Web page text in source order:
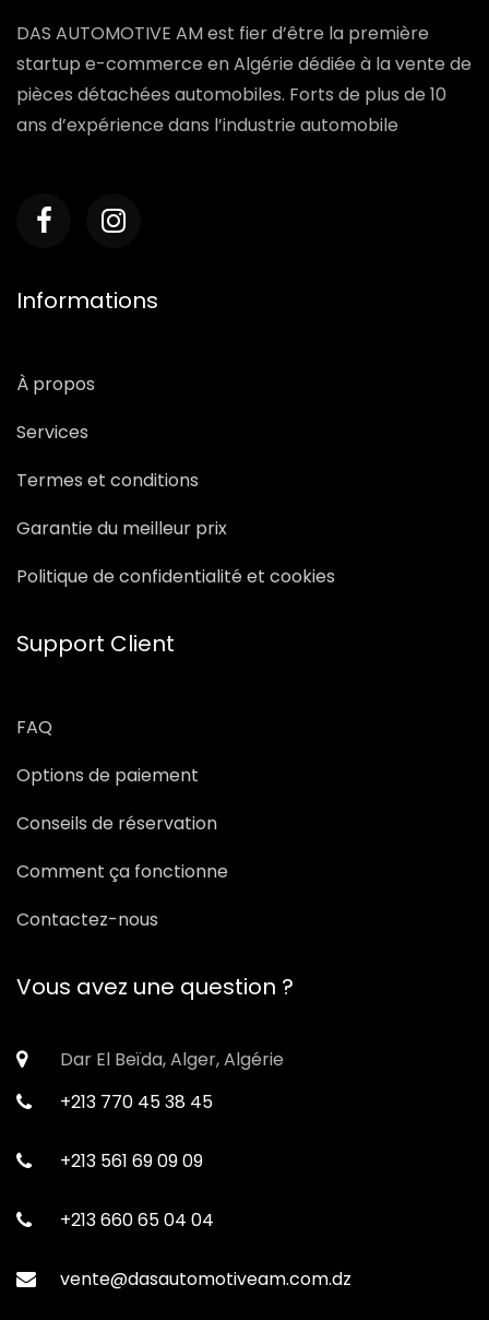
DAS AUTOMOTIVE AM est fier d’être la première
startup e-commerce en Algérie dédiée à la vente de
pièces détachées automobiles. Forts de plus de 10
ans d’expérience dans l’industrie automobile
Informations
À propos
Services
Termes et conditions
Garantie du meilleur prix
Politique de confidentialité et cookies
Support Client
FAQ
Options de paiement
Conseils de réservation
Comment ça fonctionne
Contactez-nous
Vous avez une question ?
Dar El Beïda, Alger, Algérie
+213 770 45 38 45
+213 561 69 09 09
+213 660 65 04 04
vente@dasautomotiveam.com.dz